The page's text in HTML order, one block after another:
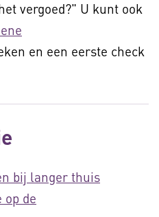
vergoed?" U kunt ook
en een eerste check
bij langer thuis
de